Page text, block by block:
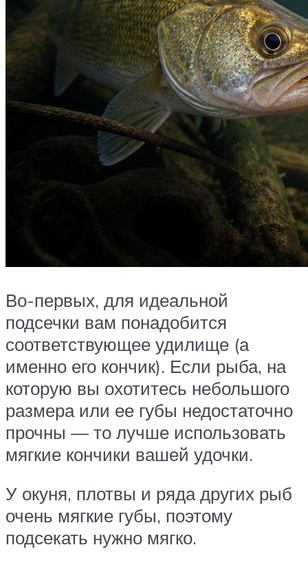
Во-первых, для идеальной
подсечки вам понадобится
соответствующее удилище (а
именно его кончик). Если рыба, на
которую вы охотитесь небольшого
размера или ее губы недостаточно
прочны — то лучше использовать
мягкие кончики вашей удочки.
У окуня, плотвы и ряда других рыб
очень мягкие губы, поэтому
подсекать нужно мягко.